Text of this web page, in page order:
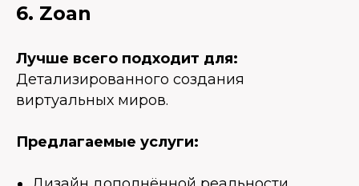
6. Zoan
Лучше всего подходит для:
Детализированного создания
виртуальных миров.
Предлагаемые услуги: